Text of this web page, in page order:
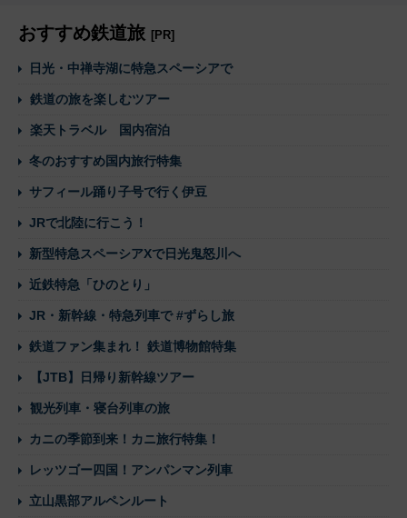
おすすめ鉄道旅 [PR]
日光・中禅寺湖に特急スペーシアで
鉄道の旅を楽しむツアー
楽天トラベル 国内宿泊
冬のおすすめ国内旅行特集
サフィール踊り子号で行く伊豆
JRで北陸に行こう！
新型特急スペーシアXで日光鬼怒川へ
近鉄特急「ひのとり」
JR・新幹線・特急列車で #ずらし旅
鉄道ファン集まれ！ 鉄道博物館特集
【JTB】日帰り新幹線ツアー
観光列車・寝台列車の旅
カニの季節到来！カニ旅行特集！
レッツゴー四国！アンパンマン列車
立山黒部アルペンルート